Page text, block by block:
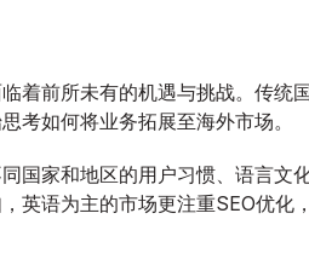
着前所未有的机遇与挑战。传统
考如何将业务拓展至海外市场。
国家和地区的用户习惯、语言文
英语为主的市场更注重SEO优化